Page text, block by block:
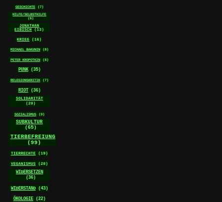
GESCHICHTE
(7)
HILFE/SELBSTHILFE
(6)
JONATHAN
EIBISCH
(13)
KRIEG (16)
MICHAEL BAKUNIN (8)
PETER KROPOTKIN (8)
PUNK (35)
RELEGIONSKRITIK (7)
RIOT (36)
SOLIDARITÄT
(20)
SOZIALISMUS (9)
SUBKULTUR
(65)
TIERBEFREIUNG
(99)
TIERRECHTE (19)
VEGANISMUS (20)
WIDERSETZEN
(36)
WIDERSTAND (43)
ÖKOLOGIE (22)